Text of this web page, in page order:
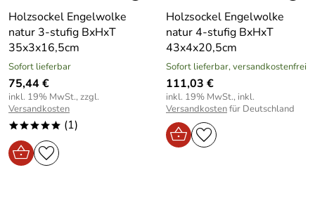
Holzsockel Engelwolke
natur 3-stufig BxHxT
35x3x16,5cm
Sofort lieferbar
75,44 €
inkl. 19% MwSt., zzgl.
Versandkosten
***** (1)
Holzsockel Engelwolke
natur 4-stufig BxHxT
43x4x20,5cm
Sofort lieferbar, versandkostenfrei
111,03 €
inkl. 19% MwSt., inkl.
Versandkostenfür Deutschland